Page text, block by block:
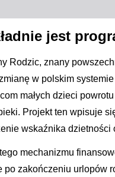
jest
Rodzic, znany
w polskim
małych dzieci
Projekt ten wpisuje
wskaźnika
mechanizmu
po zakończeniu urlopów